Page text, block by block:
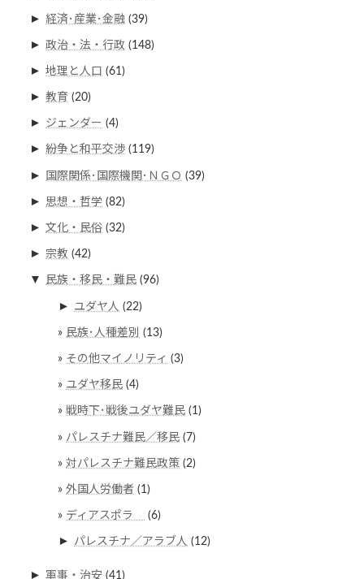
► 経済･産業･金融 (39)
► 政治・法・行政 (148)
► 地理と人口 (61)
► 教育 (20)
► ジェンダー (4)
► 紛争と和平交渉 (119)
► 国際関係･国際機関･ＮＧＯ (39)
► 思想・哲学 (82)
► 文化・民俗 (32)
► 宗教 (42)
▼ 民族・移民・難民 (96)
► ユダヤ人 (22)
民族･人種差別 (13)
その他マイノリティ (3)
ユダヤ移民 (4)
戦時下･戦後ユダヤ難民 (1)
パレスチナ難民／移民 (7)
対パレスチナ難民政策 (2)
外国人労働者 (1)
ディアスポラ (6)
► パレスチナ／アラブ人 (12)
► 軍事・治安 (41)